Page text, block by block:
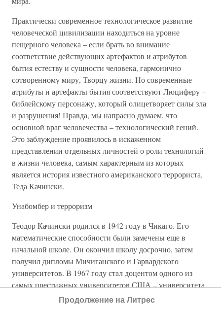
Практически современное технологическое развитие
человеческой цивилизации находиться на уровне
пещерного человека – если брать во внимание
соответствие действующих артефактов и атрибутов
бытия естеству и сущности человека, гармонично
сотворенному миру, Творцу жизни. Но современные
атрибуты и артефакты бытия соответствуют Люциферу –
библейскому персонажу, который олицетворяет силы зла
и разрушения! Правда, мы напрасно думаем, что
основной враг человечества – технологический гений.
Это заблуждение проявилось в искаженном
представлении отдельных личностей о роли технологий
в жизни человека, самым характерным из которых
является история известного американского террориста,
Теда Качински.
Унабомбер и терроризм
Теодор Качински родился в 1942 году в Чикаго. Его
математические способности были замечены еще в
начальной школе. Он окончил школу досрочно, затем
получил дипломы Мичиганского и Гарвардского
университетов. В 1967 году стал доцентом одного из
самых престижных университетов США – университета
Беркли в Калифорнии. Коллеги и друзья прочили ему
Продолжение на Литрес